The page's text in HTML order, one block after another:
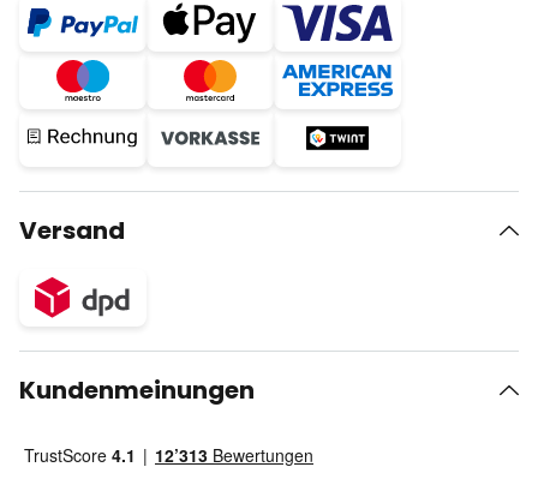
Versand
Kundenmeinungen